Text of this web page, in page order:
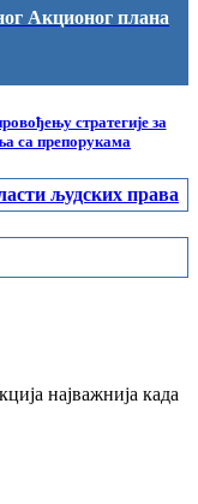
Акционог плана
стратегије за
са препорукама
људских права
најважнија када